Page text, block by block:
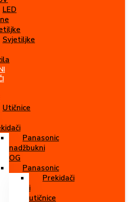
LED
Svjetiljke
Utičnice
Panasonic
nadžbukni
OG
Panasonic
Prekidači
i
utičnice